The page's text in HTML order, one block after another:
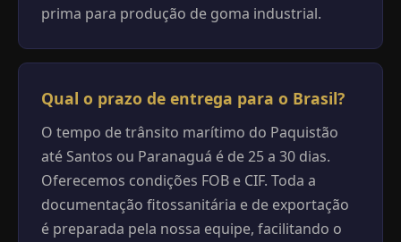
prima para produção de goma industrial.
Qual o prazo de entrega para o Brasil?
O tempo de trânsito marítimo do Paquistão
até Santos ou Paranaguá é de 25 a 30 dias.
Oferecemos condições FOB e CIF. Toda a
documentação fitossanitária e de exportação
é preparada pela nossa equipe, facilitando o